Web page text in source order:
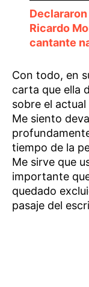
Ricardo
cantante
Con todo, en
carta que ella
sobre el
Me siento
tiempo de la
Me sirve que
importante
quedado
pasaje del